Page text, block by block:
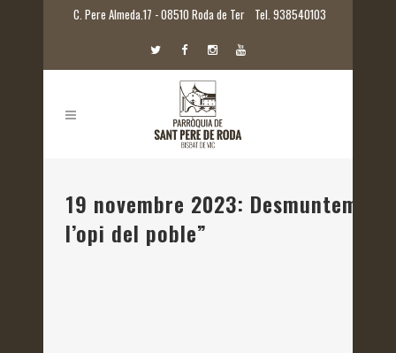
C. Pere Almeda.17 - 08510 Roda de Ter Tel. 938540103
19 novembre 2023: Desmuntem
l’opi del poble”